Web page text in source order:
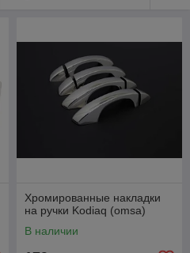
Хромированные накладки
на ручки Kodiaq (omsa)
В наличии